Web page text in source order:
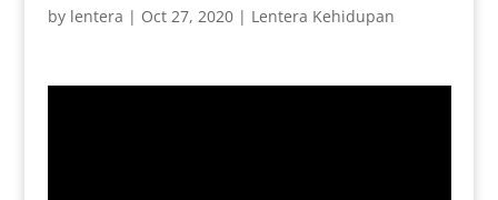
by lentera | Oct 27, 2020| Lentera Kehidupan